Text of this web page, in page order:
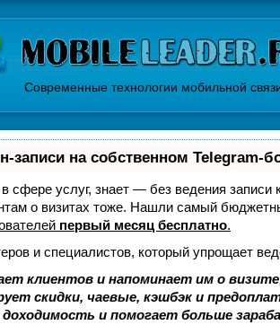
Современные технологии мобильной
записи на собственном Telegram-
в сфере услуг, знает — без ведения
о визитах тоже. Нашли самый
первый месяц бесплатно.
и специалистов, который упрощает
клиентов и напоминает им о
скидки, чаевые, кэшбэк и
доходимость и помогает больше